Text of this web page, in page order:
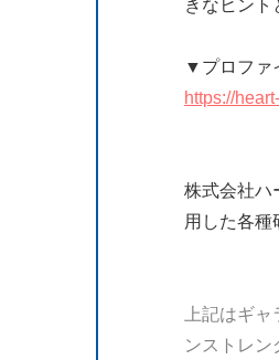
▼プロファ
https://
株式会社ハ
用した各種
上記はギャ
ンストレン